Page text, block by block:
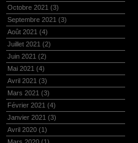
Octobre 2021 (3)
Septembre 2021 (3)
Août 2021 (4)
Juillet 2021 (2)
Juin 2021 (2)
Mai 2021 (4)
Avril 2021 (3)
Mars 2021 (3)
Février 2021 (4)
Janvier 2021 (3)
Avril 2020 (1)